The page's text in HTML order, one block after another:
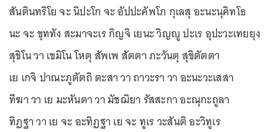
สันตินทริโย จะ นิปะโก จะ อัปปะคัพโภ กุเลสุ อะนะนุคิทโธ
นะ จะ ขุททัง สะมาจะเร กิญจิ เยนะ วิญญู ปะเร อุปะวะเทยยุง
สุขิโน วา เขมิโน โหตุ สัพเพ สัตตา ภะวันตุ สุขิตัตตา
เย เกจิ ปาณะภูตัตถิ ตะสา วา ถาวะรา วา อะนะวะเสสา
ทีฆา วา เย มะหันตา วา มัชฌิยา รัสสะกา อะณุกะถูลา
ทิฏฐา วา เย จะ อะทิฏฐา เย จะ ทูเร วะสันติ อะวิทูเร